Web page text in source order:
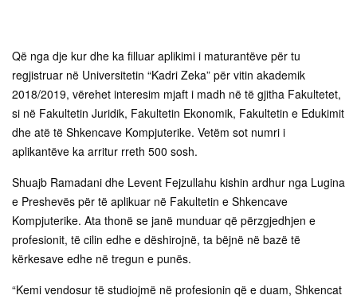
Që nga dje kur dhe ka filluar aplikimi i maturantëve për tu
regjistruar në Universitetin “Kadri Zeka” për vitin akademik
2018/2019, vërehet interesim mjaft i madh në të gjitha Fakultetet,
si në Fakultetin Juridik, Fakultetin Ekonomik, Fakultetin e Edukimit
dhe atë të Shkencave Kompjuterike. Vetëm sot numri i
aplikantëve ka arritur rreth 500 sosh.
Shuajb Ramadani dhe Levent Fejzullahu kishin ardhur nga Lugina
e Preshevës për të aplikuar në Fakultetin e Shkencave
Kompjuterike. Ata thonë se janë munduar që përzgjedhjen e
profesionit, të cilin edhe e dëshirojnë, ta bëjnë në bazë të
kërkesave edhe në tregun e punës.
“Kemi vendosur të studiojmë në profesionin që e duam, Shkencat